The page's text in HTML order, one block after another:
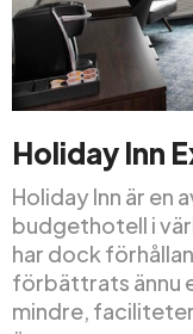
Holiday Inn
Holiday Inn är en
budgethotell i
har dock
förbättrats ännu
mindre,